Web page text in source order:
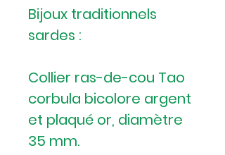
Bijoux traditionnels
sardes :
Collier ras-de-cou Tao
corbula bicolore argent
et plaqué or, diamètre
35 mm.